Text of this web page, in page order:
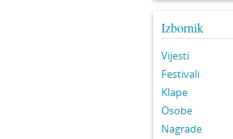
Izbornik
Vijesti
Festivali
Klape
Osobe
Nagrade